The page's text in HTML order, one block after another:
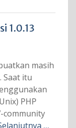
1.0.13
masih
Saat itu
PHP
community
…